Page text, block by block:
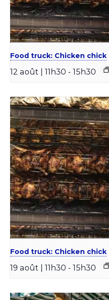
Food truck: Chicken chick
12 août | 11h30 - 15h30
Food truck: Chicken chick
19 août | 11h30 - 15h30